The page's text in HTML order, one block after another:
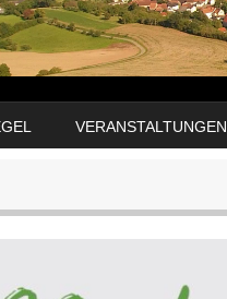
VERANSTALTUNGEN